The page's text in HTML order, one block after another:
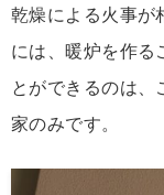
乾燥による火事が
には、暖炉を作る
とができるのは、
家のみです。